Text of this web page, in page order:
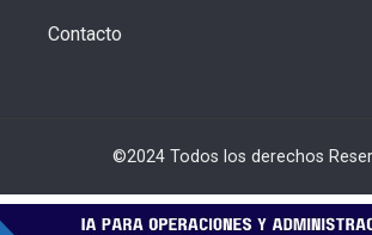
Contacto
©2024 Todos los derechos